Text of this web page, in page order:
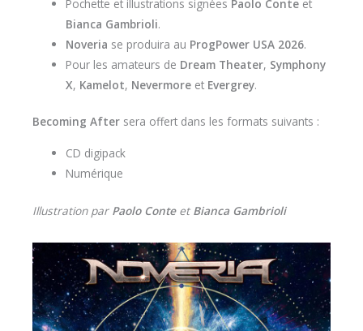
Pochette et illustrations signées Paolo Conte et
Bianca Gambrioli.
Noveria se produira au ProgPower USA 2026.
Pour les amateurs de Dream Theater, Symphony
X, Kamelot, Nevermore et Evergrey.
Becoming After sera offert dans les formats suivants :
CD digipack
Numérique
Illustration par Paolo Conteet Bianca Gambrioli